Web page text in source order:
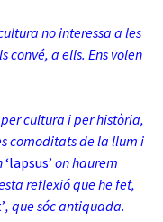
no interessa a les
convé, a ells. Ens volen
cultura i per història,
comoditats de la llum i
‘lapsus’ on haurem
reflexió que he fet,
, que sóc antiquada.